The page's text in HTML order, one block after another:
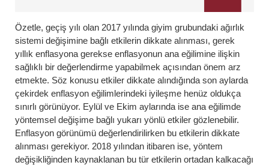
Özetle, geçiş yılı olan 2017 yılında giyim grubundaki ağırlık
sistemi değişimine bağlı etkilerin dikkate alınması, gerek
yıllık enflasyona gerekse enflasyonun ana eğilimine ilişkin
sağlıklı bir değerlendirme yapabilmek açısından önem arz
etmekte. Söz konusu etkiler dikkate alındığında son aylarda
çekirdek enflasyon eğilimlerindeki iyileşme henüz oldukça
sınırlı görünüyor. Eylül ve Ekim aylarında ise ana eğilimde
yöntemsel değişime bağlı yukarı yönlü etkiler gözlenebilir.
Enflasyon görünümü değerlendirilirken bu etkilerin dikkate
alınması gerekiyor. 2018 yılından itibaren ise, yöntem
değişikliğinden kaynaklanan bu tür etkilerin ortadan kalkacağı